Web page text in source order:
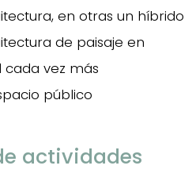
en otras un híbrido
de paisaje en
vez más
público
actividades